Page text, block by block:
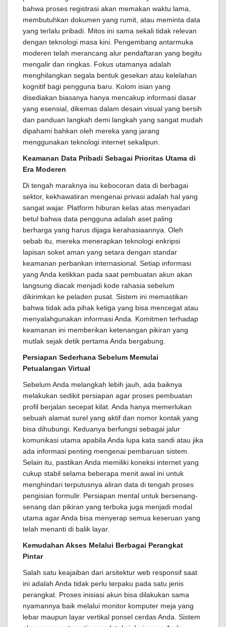
bahwa proses registrasi akan memakan waktu lama,
membutuhkan dokumen yang rumit, atau meminta data
yang terlalu pribadi. Mitos ini sama sekali tidak relevan
dengan teknologi masa kini. Pengembang antarmuka
moderen telah merancang alur pendaftaran yang begitu
mengalir dan ringkas. Fokus utamanya adalah
menghilangkan segala bentuk gesekan atau kelelahan
kognitif bagi pengguna baru. Kolom isian yang
disediakan biasanya hanya mencakup informasi dasar
yang esensial, dikemas dalam desain visual yang bersih
dan panduan langkah demi langkah yang sangat mudah
dipahami bahkan oleh mereka yang jarang
menggunakan teknologi internet sekalipun.
Keamanan Data Pribadi Sebagai Prioritas Utama di
Era Moderen
Di tengah maraknya isu kebocoran data di berbagai
sektor, kekhawatiran mengenai privasi adalah hal yang
sangat wajar. Platform hiburan kelas atas menyadari
betul bahwa data pengguna adalah aset paling
berharga yang harus dijaga kerahasiaannya. Oleh
sebab itu, mereka menerapkan teknologi enkripsi
lapisan soket aman yang setara dengan standar
keamanan perbankan internasional. Setiap informasi
yang Anda ketikkan pada saat pembuatan akun akan
langsung diacak menjadi kode rahasia sebelum
dikirimkan ke peladen pusat. Sistem ini memastikan
bahwa tidak ada pihak ketiga yang bisa mencegat atau
menyalahgunakan informasi Anda. Komitmen terhadap
keamanan ini memberikan ketenangan pikiran yang
mutlak sejak detik pertama Anda bergabung.
Persiapan Sederhana Sebelum Memulai
Petualangan Virtual
Sebelum Anda melangkah lebih jauh, ada baiknya
melakukan sedikit persiapan agar proses pembuatan
profil berjalan secepat kilat. Anda hanya memerlukan
sebuah alamat surel yang aktif dan nomor kontak yang
bisa dihubungi. Keduanya berfungsi sebagai jalur
komunikasi utama apabila Anda lupa kata sandi atau jika
ada informasi penting mengenai pembaruan sistem.
Selain itu, pastikan Anda memiliki koneksi internet yang
cukup stabil selama beberapa menit awal ini untuk
menghindari terputusnya aliran data di tengah proses
pengisian formulir. Persiapan mental untuk bersenang-
senang dan pikiran yang terbuka juga menjadi modal
utama agar Anda bisa menyerap semua keseruan yang
telah menanti di balik layar.
Kemudahan Akses Melalui Berbagai Perangkat
Pintar
Salah satu keajaiban dari arsitektur web responsif saat
ini adalah Anda tidak perlu terpaku pada satu jenis
perangkat. Proses inisiasi akun bisa dilakukan sama
nyamannya baik melalui monitor komputer meja yang
lebar maupun layar vertikal ponsel cerdas Anda. Sistem